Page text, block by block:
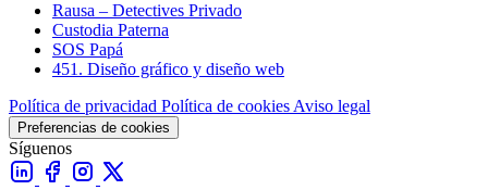
Rausa – Detectives Privado
Custodia Paterna
SOS Papá
451. Diseño gráfico y diseño web
Política de privacidad Política de cookies Aviso legal
Preferencias de cookies
Síguenos